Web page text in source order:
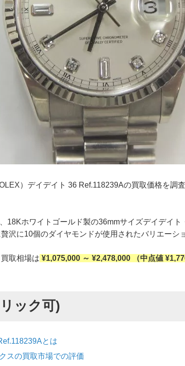
）デイデイト 36 Ref.118239Aの買取価格を調
18Kホワイトゴールド製の36mmサイズデイデイ
沢に10個のダイヤモンドが使用されたバリエーシ
取相場は ¥1,075,000 ～ ¥2,478,000 （中点値
ック可)
とは
スの買取市場での評価